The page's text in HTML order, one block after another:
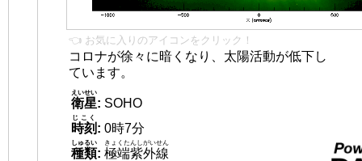
👈 お気に入りのアイコンをクリック！
コロナが徐々に暗くなり、太陽活動が低下し
ています。
衛星
えいせい
: SOHO
時刻
じこく
: 0時7分
種類
しゅるい
: 極端紫外線
きょくたんしがいせん